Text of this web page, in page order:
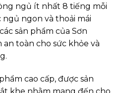
ngủ ít nhất 8 tiếng mỗi
ngủ ngon và thoải mái
sản phẩm của Sơn
an toàn cho sức khỏe và
cao cấp, được sản